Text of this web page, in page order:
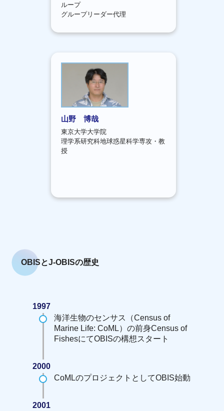
ループ
グループリーダー代理
山野 博哉
東京大学大学院
理学系研究科地球惑星科学専攻・教
授
OBISとJ-OBISの歴史
1997
海洋生物のセンサス（Census of
Marine Life: CoML）の前身Census of
FishesにてOBISの構想スタート
2000
CoMLのプロジェクトとしてOBIS始動
2001